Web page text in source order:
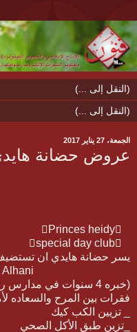
الجمعة، 27 يناير 2017
عروض حضانة
Princes heidy
special day club
يسر حضانة هايدي ان
(خبره 4 سنوات في مدارس رند العالميه)
فقرات بين المرح والسعاده
_ تزيين الكب كيك
_تزين طبق الأكل الصحي